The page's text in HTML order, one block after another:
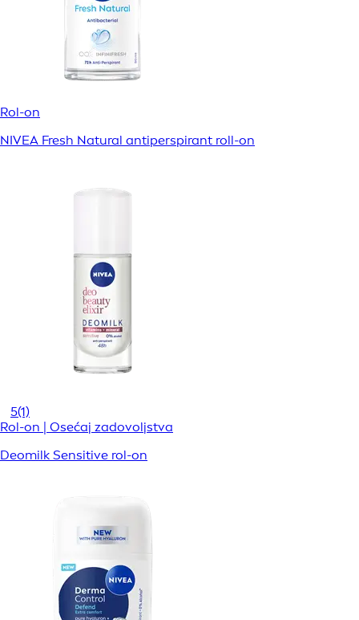
Rol-on
NIVEA Fresh Natural antiperspirant roll-on
5(1)
Rol-on | Osećaj zadovoljstva
Deomilk Sensitive rol-on